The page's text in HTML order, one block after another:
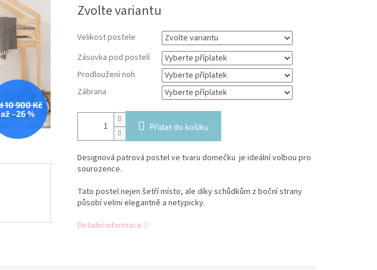
10 900 Kč
až –26 %
cena:
Zvolte variantu
Velikost postele
Zásuvka pod postelí
Prodloužení noh
Zábrana
Přidat do košíku
Designová patrová postel ve tvaru domečku je ideální volbou pro
sourozence.
Tato postel nejen šetří místo, ale díky schůdkům z boční strany
působí velmi elegantně a netypicky.
Detailní informace